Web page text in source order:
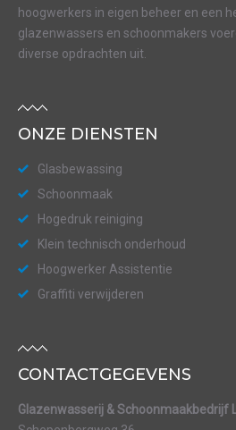
hoogwerkers in eigen beheer en een
glazenwassers en schoonmakers
diverse opdrachten uit.
ONZE DIENSTEN
Glasbewassing
Schoonmaak
Hogedruk reiniging
Klein technisch onderhoud
Hoogwerker Assistentie
Graffiti verwijderen
CONTACTGEGEVENS
Glazenwasserij & Schoonmaakbedrijf